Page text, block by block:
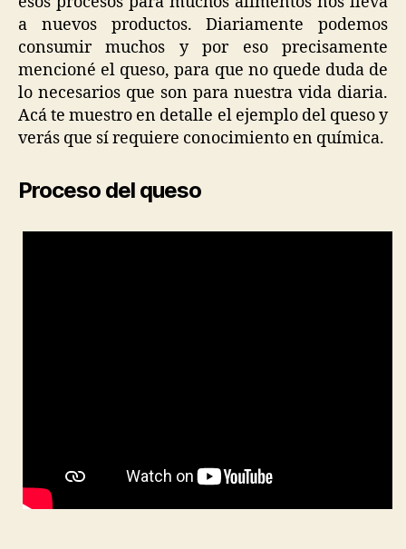
a nuevos productos. Diariamente podemos
consumir muchos y por eso precisamente
mencioné el queso, para que no quede duda de
lo necesarios que son para nuestra vida diaria.
Acá te muestro en detalle el ejemplo del queso y
verás que sí requiere conocimiento en química.
Proceso del queso